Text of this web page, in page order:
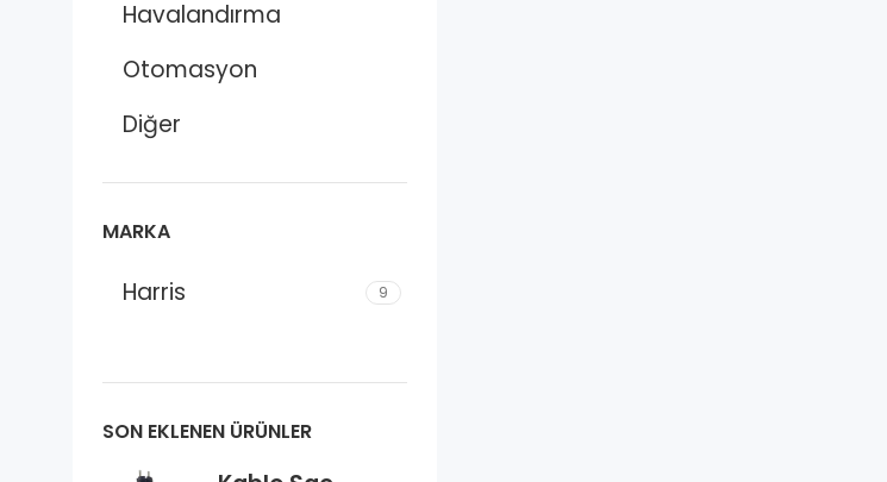
Havalandırma
Otomasyon
Diğer
MARKA
Harris 9
SON EKLENEN ÜRÜNLER